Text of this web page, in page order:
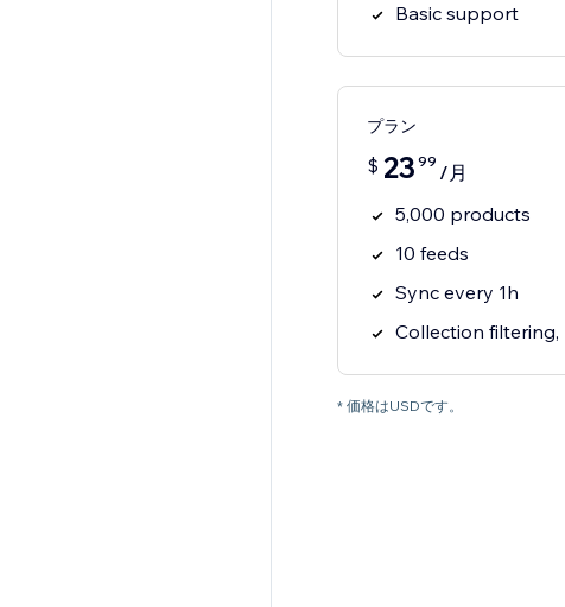
Basic support
プラン
$ 23 99 /月
5,000 products
10 feeds
Sync every 1h
Collection
* 価格はUSDです。